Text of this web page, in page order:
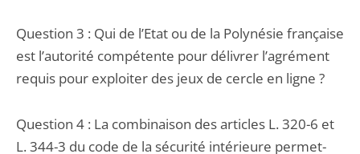
Question 3 : Qui de l’Etat ou de la Polynésie française
est l’autorité compétente pour délivrer l’agrément
requis pour exploiter des jeux de cercle en ligne ?
Question 4 : La combinaison des articles L. 320-6 et
L. 344-3 du code de la sécurité intérieure permet-